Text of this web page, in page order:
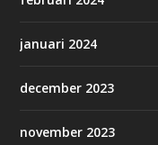
januari 2024
december 2023
november 2023